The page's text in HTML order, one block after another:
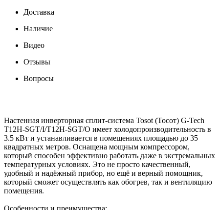
Доставка
Наличие
Видео
Отзывы
Вопросы
Настенная инверторная сплит-система Tosot (Тосот) G-Tech
T12H-SGT/I/T12H-SGT/O имеет холодопроизводительность в
3.5 кВт и устанавливается в помещениях площадью до 35
квадратных метров. Оснащена мощным компрессором,
который способен эффективно работать даже в экстремальных
температурных условиях. Это не просто качественный,
удобный и надёжный прибор, но ещё и верный помощник,
который сможет осуществлять как обогрев, так и вентиляцию
помещения.
Особенности и преимущества: